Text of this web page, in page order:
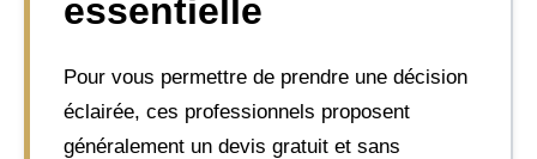
essentielle
Pour vous permettre de prendre une décision
éclairée, ces professionnels proposent
généralement un devis gratuit et sans